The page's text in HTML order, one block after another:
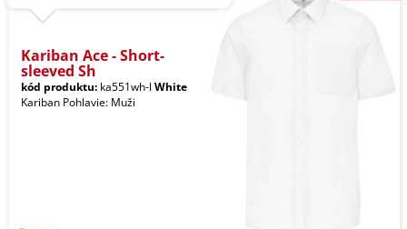
Kariban Ace - Short-
sleeved Sh
kód produktu: ka551wh-l White
Kariban Pohlavie: Muži